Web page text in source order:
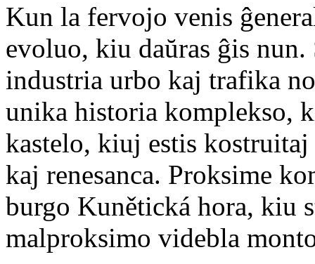
Kun la fervojo venis
evoluo, kiu daŭras ĝis nun.
industria urbo kaj trafika
unika historia komplekso,
kastelo, kiuj estis
kaj renesanca. Proksime
burgo Kunětická hora, kiu
malproksimo videbla